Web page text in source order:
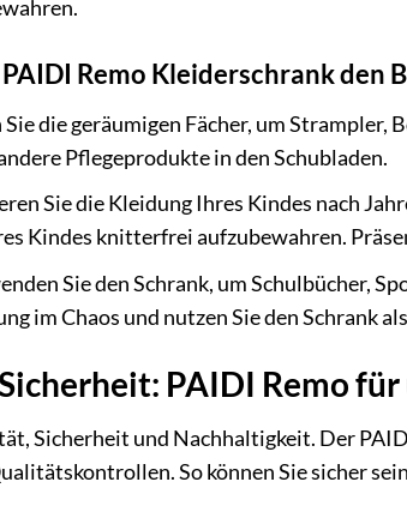
Remo Kleiderschrank den
die geräumigen Fächer, um Strampler,
Pflegeprodukte in den Schubladen.
Sie die Kleidung Ihres Kindes nach
Kindes knitterfrei aufzubewahren.
Sie den Schrank, um Schulbücher,
im Chaos und nutzen Sie den Schrank
PAIDI Remo
Sicherheit und Nachhaltigkeit. Der
So können Sie sicher